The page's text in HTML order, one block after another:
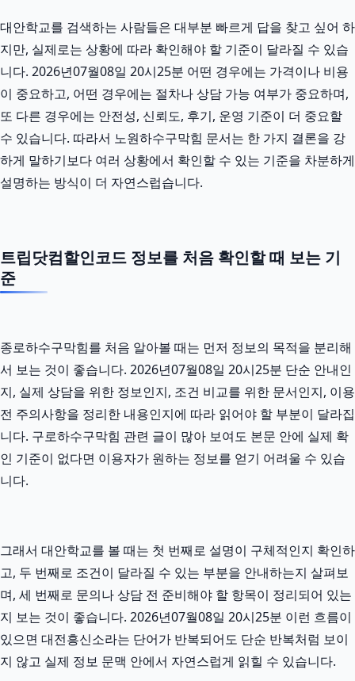
대안학교를 검색하는 사람들은 대부분 빠르게 답을 찾고 싶어 하
지만, 실제로는 상황에 따라 확인해야 할 기준이 달라질 수 있습
니다. 2026년07월08일 20시25분 어떤 경우에는 가격이나 비용
이 중요하고, 어떤 경우에는 절차나 상담 가능 여부가 중요하며,
또 다른 경우에는 안전성, 신뢰도, 후기, 운영 기준이 더 중요할
수 있습니다. 따라서 노원하수구막힘 문서는 한 가지 결론을 강
하게 말하기보다 여러 상황에서 확인할 수 있는 기준을 차분하게
설명하는 방식이 더 자연스럽습니다.
트립닷컴할인코드 정보를 처음 확인할 때 보는 기
준
종로하수구막힘를 처음 알아볼 때는 먼저 정보의 목적을 분리해
서 보는 것이 좋습니다. 2026년07월08일 20시25분 단순 안내인
지, 실제 상담을 위한 정보인지, 조건 비교를 위한 문서인지, 이용
전 주의사항을 정리한 내용인지에 따라 읽어야 할 부분이 달라집
니다. 구로하수구막힘 관련 글이 많아 보여도 본문 안에 실제 확
인 기준이 없다면 이용자가 원하는 정보를 얻기 어려울 수 있습
니다.
그래서 대안학교를 볼 때는 첫 번째로 설명이 구체적인지 확인하
고, 두 번째로 조건이 달라질 수 있는 부분을 안내하는지 살펴보
며, 세 번째로 문의나 상담 전 준비해야 할 항목이 정리되어 있는
지 보는 것이 좋습니다. 2026년07월08일 20시25분 이런 흐름이
있으면 대전흥신소라는 단어가 반복되어도 단순 반복처럼 보이
지 않고 실제 정보 문맥 안에서 자연스럽게 읽힐 수 있습니다.